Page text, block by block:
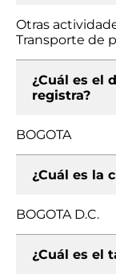
Otras
Transporte de
¿Cuál es el
registra?
BOGOTA
¿Cuál es la
BOGOTA D.C.
¿Cuál es el